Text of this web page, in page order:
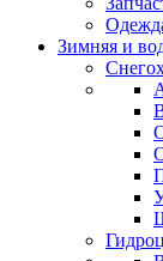
Зимняя и